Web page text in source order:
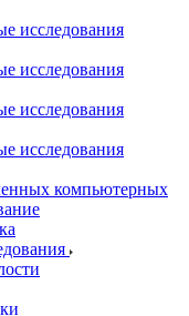
исследования
исследования
исследования
исследования
компьютерных